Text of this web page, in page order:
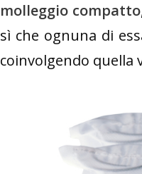
molleggio compatto
sì che ognuna di
coinvolgendo quella